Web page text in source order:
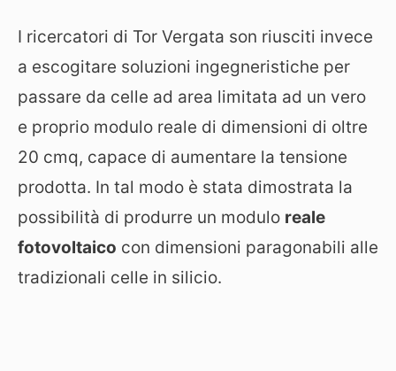
I ricercatori di Tor Vergata son riusciti invece
a escogitare soluzioni ingegneristiche per
passare da celle ad area limitata ad un vero
e proprio modulo reale di dimensioni di oltre
20 cmq, capace di aumentare la tensione
prodotta. In tal modo è stata dimostrata la
possibilità di produrre un modulo reale
fotovoltaico con dimensioni paragonabili alle
tradizionali celle in silicio.